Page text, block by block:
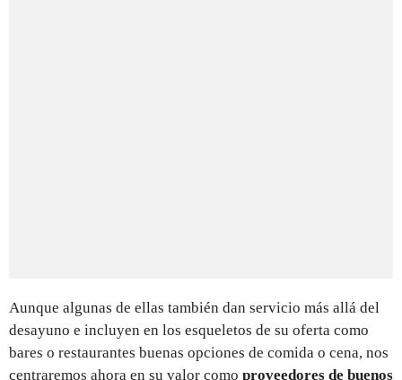
Aunque algunas de ellas también dan servicio más allá del
desayuno e incluyen en los esqueletos de su oferta como
bares o restaurantes buenas opciones de comida o cena, nos
centraremos ahora en su valor como proveedores de buenos